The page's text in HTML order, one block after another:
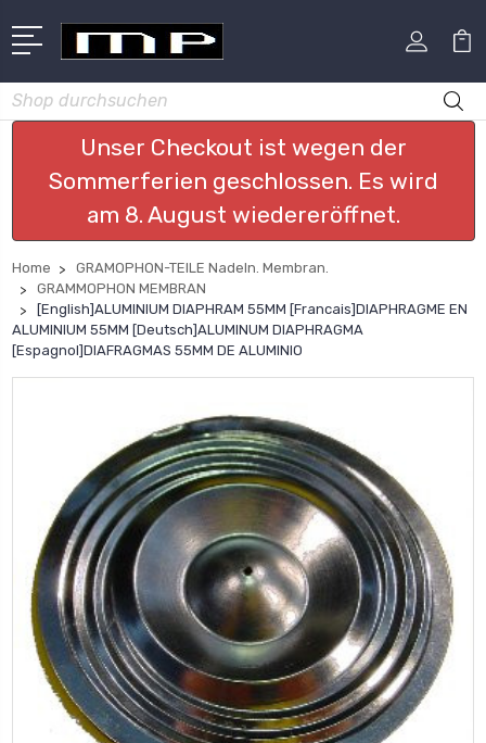
Suchen
Unser Checkout ist wegen der
Sommerferien geschlossen. Es wird
am 8. August wiedereröffnet.
Home
GRAMOPHON-TEILE Nadeln. Membran.
GRAMMOPHON MEMBRAN
[English]ALUMINIUM DIAPHRAM 55MM [Francais]DIAPHRAGME EN
ALUMINIUM 55MM [Deutsch]ALUMINUM DIAPHRAGMA
[Espagnol]DIAFRAGMAS 55MM DE ALUMINIO